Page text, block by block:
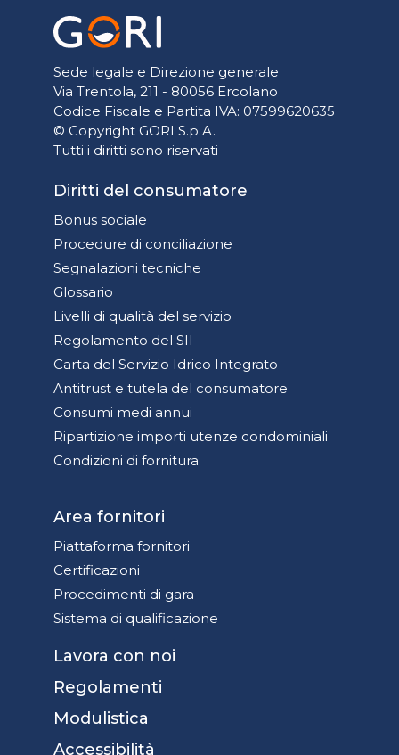
Sede legale e Direzione generale
Via Trentola, 211 - 80056 Ercolano
Codice Fiscale e Partita IVA: 07599620635
© Copyright GORI S.p.A.
Tutti i diritti sono riservati
Diritti del consumatore
Bonus sociale
Procedure di conciliazione
Segnalazioni tecniche
Glossario
Livelli di qualità del servizio
Regolamento del SII
Carta del Servizio Idrico Integrato
Antitrust e tutela del consumatore
Consumi medi annui
Ripartizione importi utenze condominiali
Condizioni di fornitura
Area fornitori
Piattaforma fornitori
Certificazioni
Procedimenti di gara
Sistema di qualificazione
Lavora con noi
Regolamenti
Modulistica
Accessibilità